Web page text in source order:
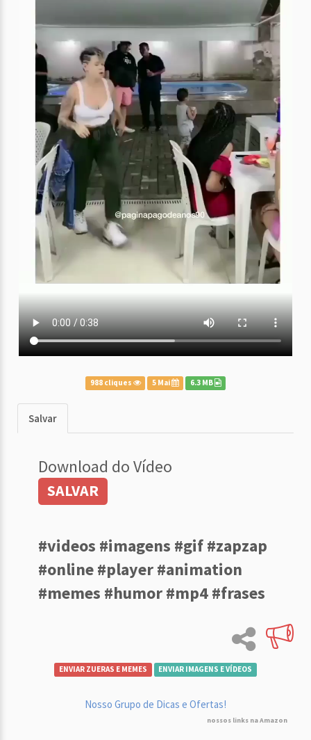
988 cliques 5 Mai 6.3 MB
Salvar
Download do Vídeo
SALVAR
#videos #imagens #gif #zapzap
#online #player #animation
#memes #humor #mp4 #frases
ENVIAR ZUERAS E MEMES ENVIAR IMAGENS E VÍDEOS
Nosso Grupo de Dicas e Ofertas!
nossos links na Amazon